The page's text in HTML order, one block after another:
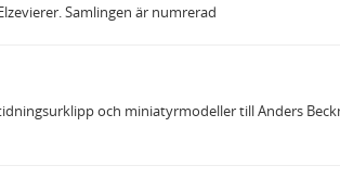
Samlingen är numrerad
och miniatyrmodeller till Anders